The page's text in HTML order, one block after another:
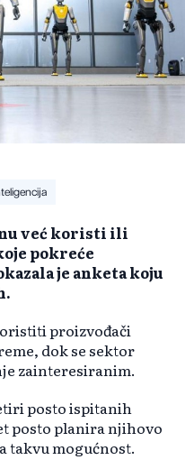
već koristi ili
pokreće
je anketa koju
proizvođači
dok se sektor
zainteresiranim.
posto ispitanih
posto planira njihovo
takvu mogućnost.